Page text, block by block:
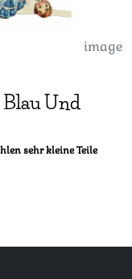
image
Und
sehr kleine Teile